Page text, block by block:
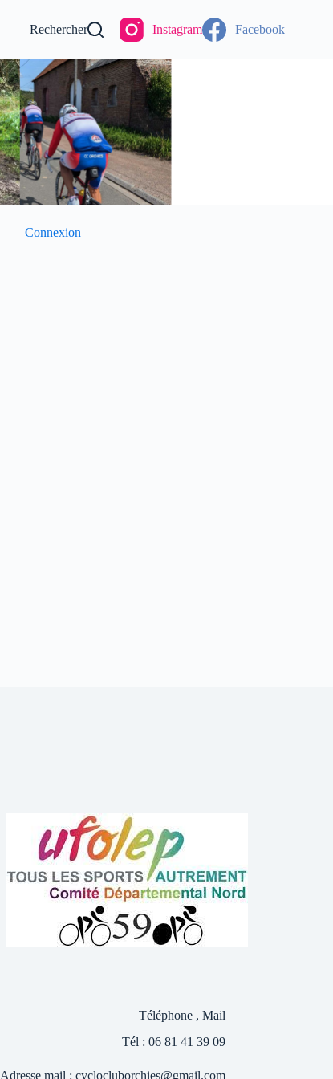
Rechercher Instagram Facebook
Connexion
Téléphone , Mail
Tél : 06 81 41 39 09
Adresse mail : cyclocluborchies@gmail.com